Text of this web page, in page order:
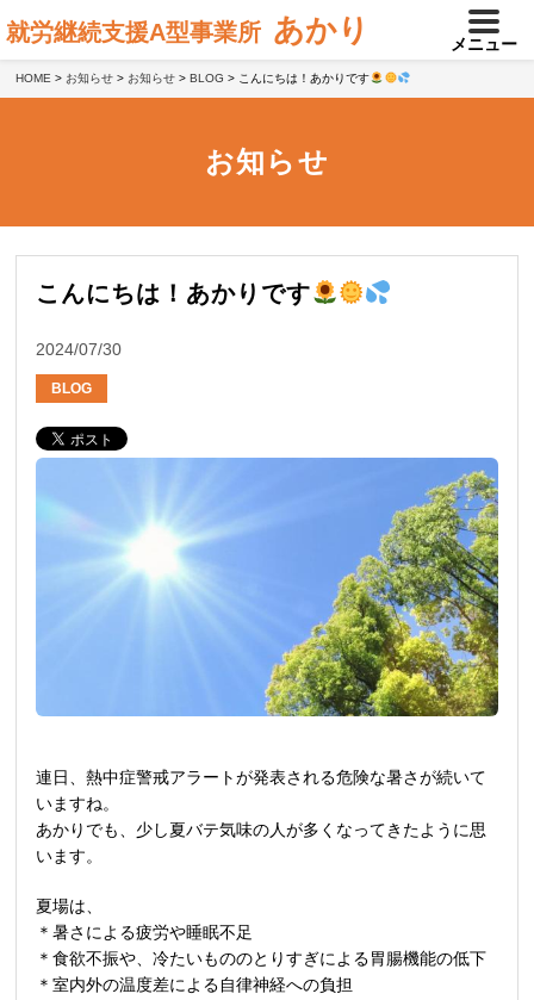
就労継続支援A型事業所 あかり メニュー
HOME > お知らせ > お知らせ > BLOG > こんにちは！あかりです
お知らせ
こんにちは！あかりです
2024/07/30
BLOG
連日、熱中症警戒アラートが発表される危険な暑さが続いて
いますね。
あかりでも、少し夏バテ気味の人が多くなってきたように思
います。
夏場は、
＊暑さによる疲労や睡眠不足
＊食欲不振や、冷たいもののとりすぎによる胃腸機能の低下
＊室内外の温度差による自律神経への負担